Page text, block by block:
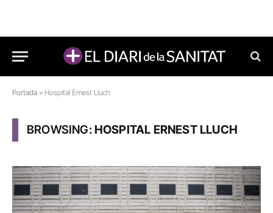
Portada » Hospital Ernest Lluch
BROWSING:HOSPITAL ERNEST LLUCH